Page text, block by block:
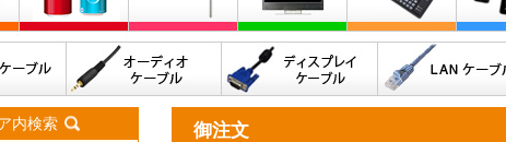
御注文
内検索